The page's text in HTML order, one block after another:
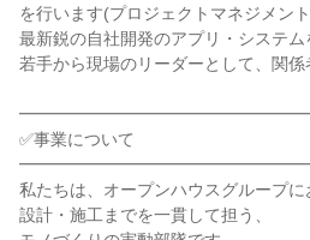
を行います(プロジェクトマネジメント
最新鋭の自社開発のアプリ・システム
若手から現場のリーダーとして、関係
✅事業について
私たちは、オープンハウスグループに
設計・施工までを一貫して担う、